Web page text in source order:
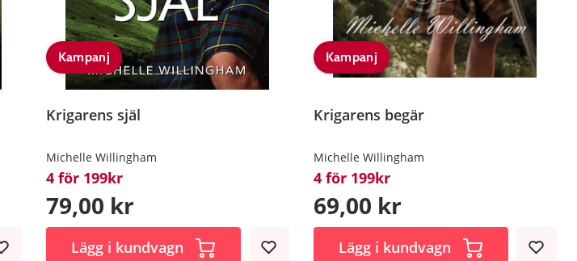
Kampanj
Krigarens själ
Michelle Willingham
4 för 199kr
79,00 kr
Lägg i kundvagn
Kampanj
Krigarens begär
Michelle Willingham
4 för 199kr
69,00 kr
Lägg i kundvagn